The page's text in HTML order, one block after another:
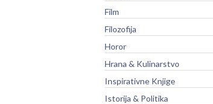
Film
Filozofija
Horor
Hrana & Kulinarstvo
Inspirativne Knjige
Istorija & Politika